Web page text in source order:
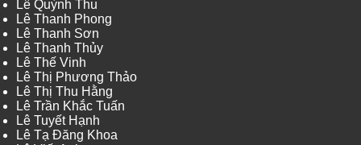
Lê Quỳnh Thu
Lê Thanh Phong
Lê Thanh Sơn
Lê Thanh Thủy
Lê Thế Vinh
Lê Thị Phương Thảo
Lê Thị Thu Hằng
Lê Trần Khắc Tuấn
Lê Tuyết Hạnh
Lê Tạ Đăng Khoa